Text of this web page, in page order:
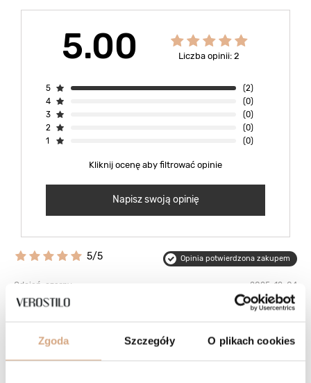
Zgoda Szczegóły O plikach cookies
5.00 Liczba opinii: 2
5
(2)
4
(0)
3
(0)
2
(0)
1
(0)
Kliknij ocenę aby filtrować opinie
Napisz swoją opinię
5/5 Opinia potwierdzona zakupem
Odcień: czarny 2025-12-04
Torebka jest naprawdę piękna. Klasyczny fason, jakość skóry,
zawieszka. Jest to mój kolejny zakup produktu w tym sklepie i z
każdej transakcji jestem zadowolona. Polecam korzystanie z usług
Verostilo.